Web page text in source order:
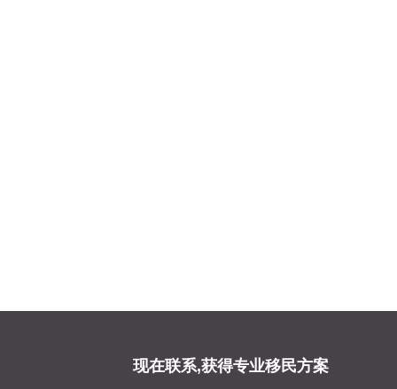
现在联系,获得专业移民方案